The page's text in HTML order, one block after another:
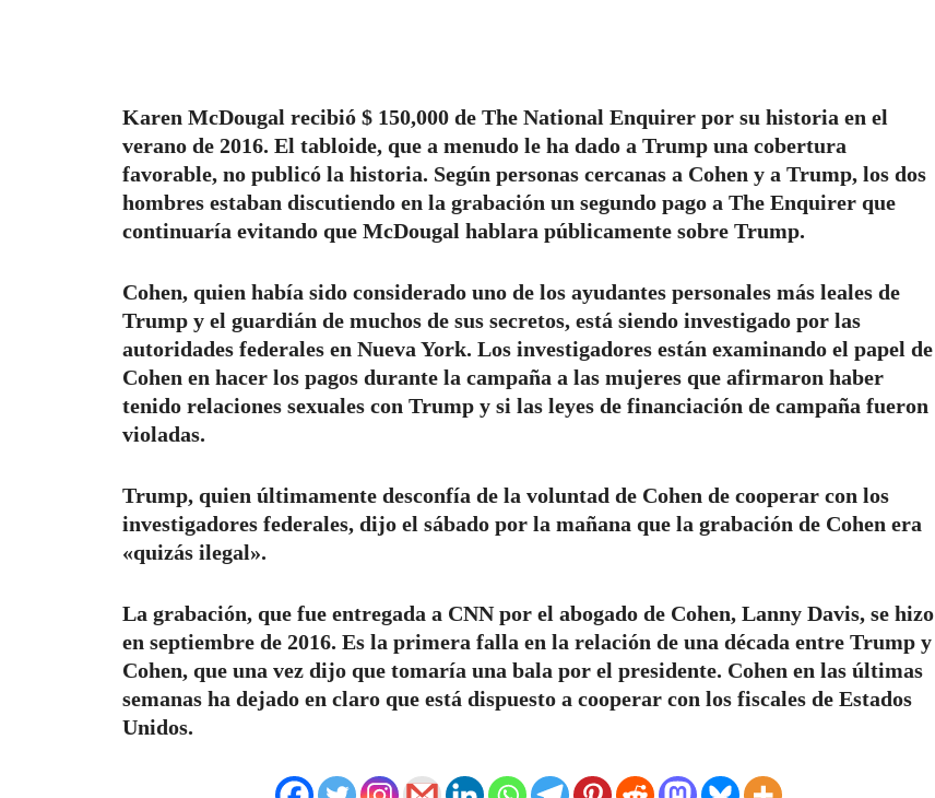
Karen McDougal recibió $ 150,000 de The National Enquirer por su historia en el
verano de 2016. El tabloide, que a menudo le ha dado a Trump una cobertura
favorable, no publicó la historia. Según personas cercanas a Cohen y a Trump, los dos
hombres estaban discutiendo en la grabación un segundo pago a The Enquirer que
continuaría evitando que McDougal hablara públicamente sobre Trump.
Cohen, quien había sido considerado uno de los ayudantes personales más leales de
Trump y el guardián de muchos de sus secretos, está siendo investigado por las
autoridades federales en Nueva York. Los investigadores están examinando el papel de
Cohen en hacer los pagos durante la campaña a las mujeres que afirmaron haber
tenido relaciones sexuales con Trump y si las leyes de financiación de campaña fueron
violadas.
Trump, quien últimamente desconfía de la voluntad de Cohen de cooperar con los
investigadores federales, dijo el sábado por la mañana que la grabación de Cohen era
«quizás ilegal».
La grabación, que fue entregada a CNN por el abogado de Cohen, Lanny Davis, se hizo
en septiembre de 2016. Es la primera falla en la relación de una década entre Trump y
Cohen, que una vez dijo que tomaría una bala por el presidente. Cohen en las últimas
semanas ha dejado en claro que está dispuesto a cooperar con los fiscales de Estados
Unidos.